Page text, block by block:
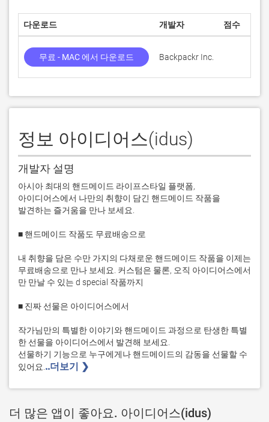
다운로드 개발자 점수
무료 - MAC 에서 다운로드 Backpackr Inc.
정보 아이디어스(idus)
개발자 설명
아시아 최대의 핸드메이드 라이프스타일 플랫폼,
아이디어스에서 나만의 취향이 담긴 핸드메이드 작품을
발견하는 즐거움을 만나 보세요.
■ 핸드메이드 작품도 무료배송으로
내 취향을 담은 수만 가지의 다채로운 핸드메이드 작품을 이제는
무료배송으로 만나 보세요. 커스텀은 물론, 오직 아이디어스에서
만 만날 수 있는 d special 작품까지
■ 진짜 선물은 아이디어스에서
작가님만의 특별한 이야기와 핸드메이드 과정으로 탄생한 특별
한 선물을 아이디어스에서 발견해 보세요.
선물하기 기능으로 누구에게나 핸드메이드의 감동을 선물할 수
있어요. ..더보기 ❯
더 많은 앱이 좋아요. 아이디어스(idus)